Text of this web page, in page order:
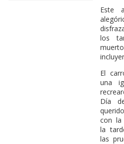
Este
los
El
una
Día
con la
la
las